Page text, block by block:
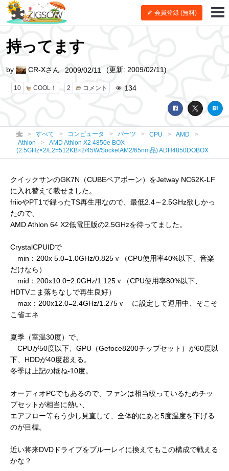
会員登録 (無料)
持ってます
10 COOL！ 2 コメント 134
by CR-Xさん 2009/02/11 (更新: 2009/02/11)
すべて コンピュータ パーツ CPU
AMD
Athlon
AMD Athlon X2 4850e BOX
(2.5GHz×2/L2=512KB×2/45W/SocketAM2/65nm品) ADH4850DOBOX
クイックサンのGK7N（CUBEベアボーン）をJetway NC62K-LF
に入れ替えて載せました。
friioやPT1で録ったTS再生用なので、最低2.4～2.5GHz欲しかっ
たので、
AMD Athlon 64 X2低電圧版の2.5GHzを待ってました。
CrystalCPUIDで
min：200x 5.0=1.0GHz/0.825ｖ（CPU使用率40%以下、音楽
だけなら）
mid：200x10.0=2.0GHz/1.125ｖ（CPU使用率80%以下、
HDTVこま落ちなしで再生良好）
max：200x12.0=2.4GHz/1.275ｖ に設定して運用中、そこそ
こ省エネ
夏季（室温30度）で、
CPUが50度以下、GPU（Gefoce8200チップセット）が60度以
下、HDDが40度超える。
冬季は上記の概ね-10度。
オーディオPCでもあるので、ファンは相当絞っているためチッ
プセットが相当に熱い、
エアフロー等もう少し見直して、全体的にあと5度温度を下げる
のが目標。
近い将来DVDドライブをブルーレイに換えてもこの構成で戦える
かな？